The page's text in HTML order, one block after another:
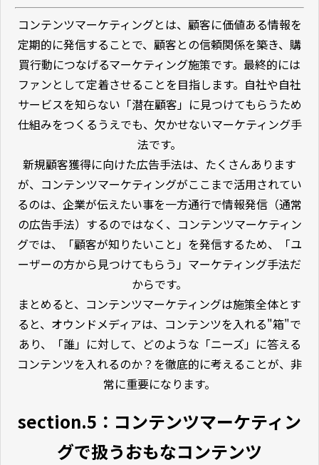
コンテンツマーケティングとは、顧客に価値ある情報を
定期的に発信することで、顧客との信頼関係を築き、購
買行動につなげるマーケティング施策です。最終的には
ファンとして定着させることを目指します。自社や自社
サービスを知らない「潜在顧客」に見つけてもらうため
仕組みをつくるうえでも、欠かせないマーケティング手
法です。
新規顧客獲得に向けた広告手法は、たくさんあります
が、コンテンツマーケティングがここまで活用されてい
るのは、企業が伝えたい事を一方通行で情報発信（通常
の広告手法）するのではなく、コンテンツマーケティン
グでは、「顧客が知りたいこと」を発信するため、「ユ
ーザーの方から見つけてもらう」マーケティング手法だ
からです。
まとめると、コンテンツマーケティングは施策全体とす
ると、オウンドメディアは、コンテンツを入れる"箱"で
あり、「誰」に対して、どのような「ニーズ」に答える
コンテンツを入れるのか？を徹底的に考えることが、非
常に重要になります。
section.5：コンテンツマーケティン
グで扱うおもなコンテンツ